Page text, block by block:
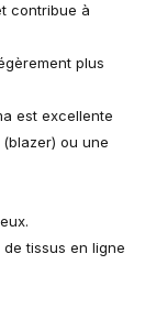
contribue à
plus
est excellente
ou une
tissus en ligne